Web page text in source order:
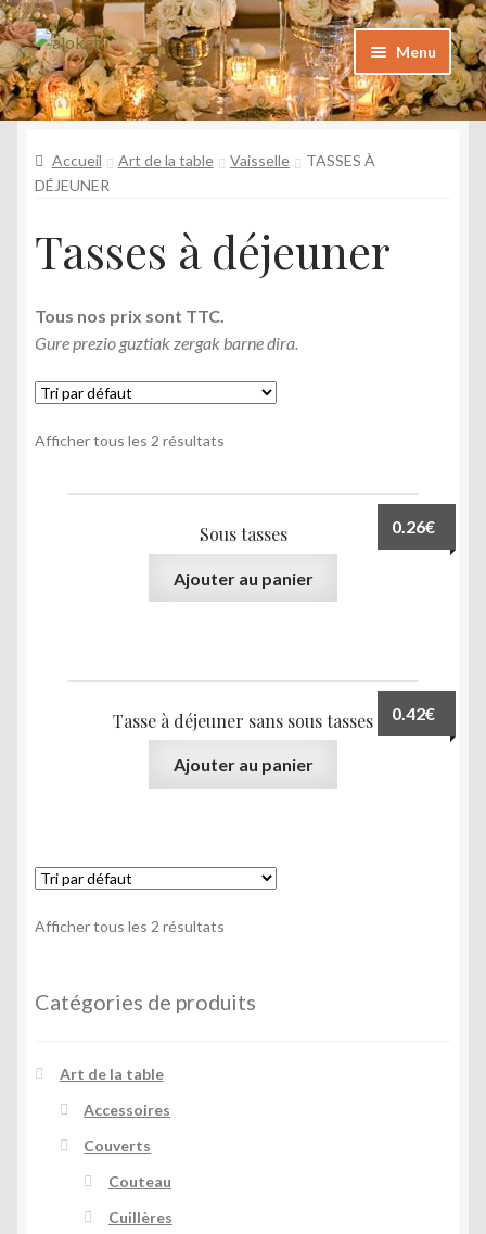
Aller
à
la
navigation
Aller
au
contenu
Menu
Catalogue
Foire aux questions
Galerie
Contact
Kontaktua
Mon Compte
Accueil Art de la table Vaisselle
TASSES À
DÉJEUNER
Tasses à déjeuner
Tous nos prix sont TTC.
Gure prezio guztiak zergak barne dira.
Afficher tous les 2 résultats
Sous tasses 0.26€
Ajouter au panier
Tasse à déjeuner sans sous tasses 0.42€
Ajouter au panier
Afficher tous les 2 résultats
Catégories de produits
Art de la table
Accessoires
Couverts
Couteau
Cuillères